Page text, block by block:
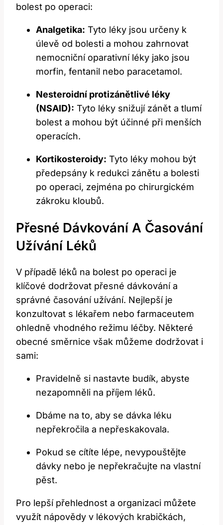
bolest po ⁣operaci:
Analgetika: Tyto léky jsou určeny k
úlevě od bolesti a mohou zahrnovat
nemocniční oparativní léky jako jsou ​
morfin, fentanil nebo paracetamol.
Nesteroidní‌ protizánětlivé léky
(NSAID): ​Tyto léky snižují‍ zánět a tlumí
bolest a mohou být účinné při menších
operacích.
Kortikosteroidy: Tyto léky mohou být
předepsány k redukci zánětu a bolesti
po operaci, zejména po chirurgickém
zákroku kloubů.
Přesné⁤ Dávkování A Časování
Užívání Léků
V případě léků na bolest po operaci je
klíčové dodržovat přesné dávkování a‌
správné časování užívání. Nejlepší je
⁣konzultovat s lékařem nebo farmaceutem
ohledně vhodného režimu léčby. Některé
obecné směrnice však můžeme ⁤dodržovat i⁣
sami:
Pravidelně si nastavte budík, abyste
nezapomněli​ na příjem léků.
Dbáme na to, aby se dávka léku
nepřekročila a nepřeskakovala.
Pokud se cítíte⁣ lépe, nevypouštějte
dávky nebo je nepřekračujte na vlastní
pěst.
Pro lepší přehlednost a‌ organizaci můžete
využít nápovědy v lékových krabičkách,